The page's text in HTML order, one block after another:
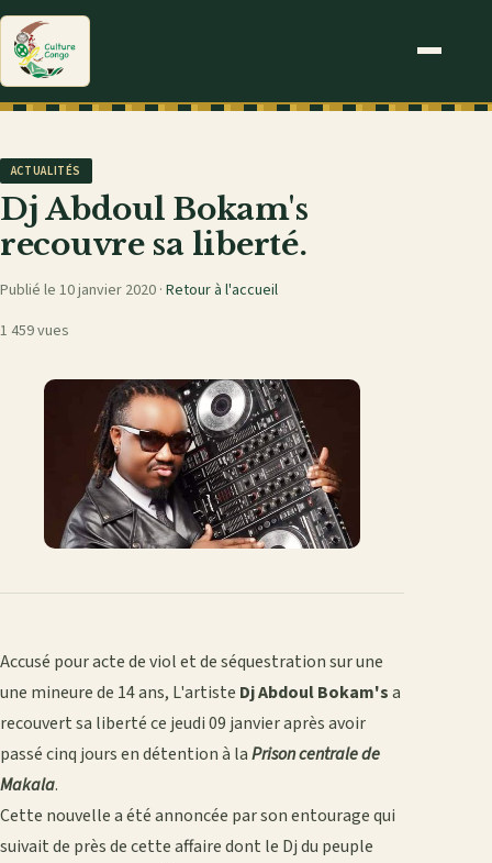
ACTUALITÉS
Dj Abdoul Bokam's
recouvre sa liberté.
Publié le 10 janvier 2020 · Retour à l'accueil
1 459 vues
Accusé pour acte de viol et de séquestration sur une
une mineure de 14 ans, L'artiste Dj Abdoul Bokam'sa
recouvert sa liberté ce jeudi 09 janvier après avoir
passé cinq jours en détention à laPrison centrale de
Makala.
Cette nouvelle a été annoncée par son entourage qui
suivait de près de cette affaire dont le Dj du peuple